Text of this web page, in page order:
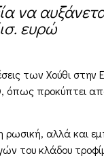
να
ευρώ
των Χούθι
όπως προκύπτει
ρωσική, αλλά και
του κλάδου